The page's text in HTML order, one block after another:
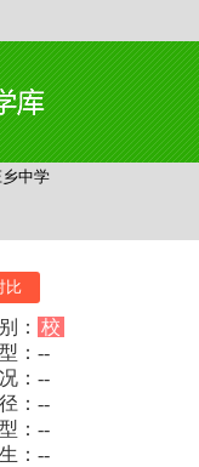
中学
比
： 校
：--
：--
：--
：--
：--